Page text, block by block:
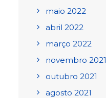
maio 2022
abril 2022
março 2022
novembro 2021
outubro 2021
agosto 2021